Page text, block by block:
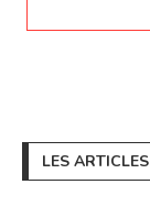
LES